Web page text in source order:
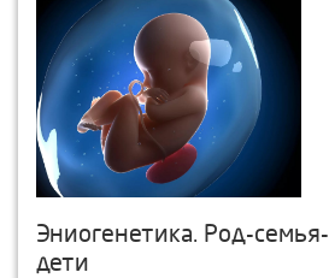
Эниогенетика. Род-семья-
дети